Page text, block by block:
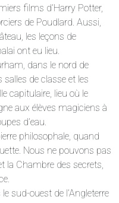
films d’Harry Potter,
de Poudlard. Aussi,
les leçons de
ont eu lieu.
dans le nord de
salles de classe et les
capitulaire, lieu où le
aux élèves magiciens à
d’eau.
philosophale, quand
Nous ne pouvons pas
la Chambre des secrets,
sud-ouest de l’Angleterre